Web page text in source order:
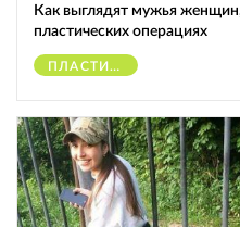
Как выглядят мужья
пластических операциях
ПЛАСТИЧЕСКИЕ ОПЕРАЦИИ